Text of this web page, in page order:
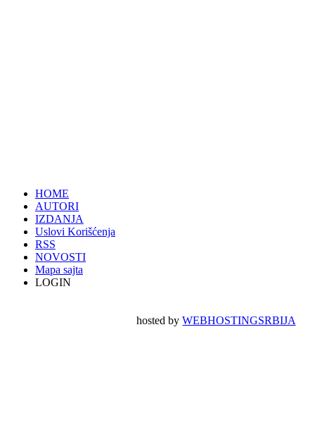
HOME
AUTORI
IZDANJA
Uslovi Korišćenja
RSS
NOVOSTI
Mapa sajta
LOGIN
hosted byWEBHOSTINGSRBIJA